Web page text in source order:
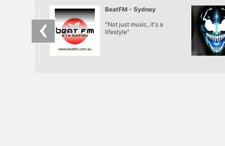
BeatFM - Sydney
"Not just music, it's a
lifestyle"